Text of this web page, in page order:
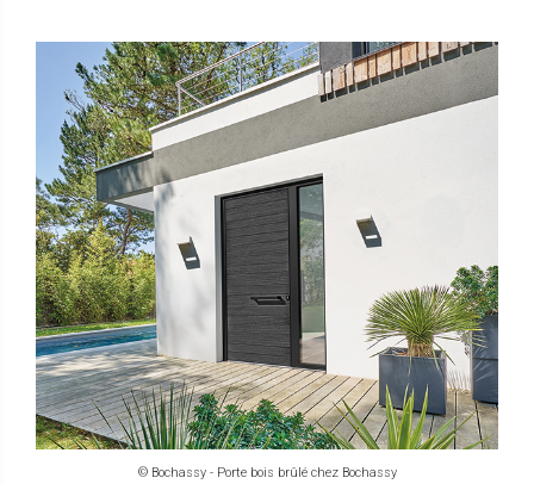
© Bochassy - Porte bois brûlé chez Bochassy